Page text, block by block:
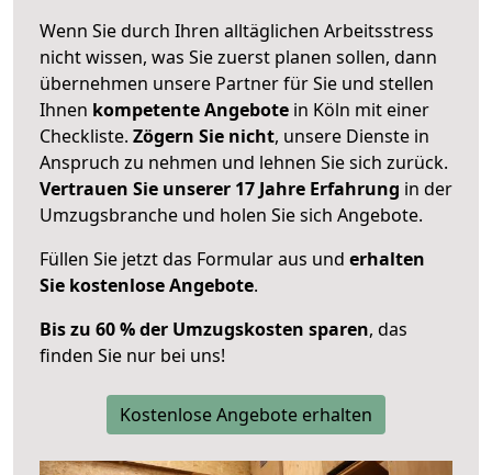
Wenn Sie durch Ihren alltäglichen Arbeitsstress
nicht wissen, was Sie zuerst planen sollen, dann
übernehmen unsere Partner für Sie und stellen
Ihnen kompetente Angebote in Köln mit einer
Checkliste. Zögern Sie nicht, unsere Dienste in
Anspruch zu nehmen und lehnen Sie sich zurück.
Vertrauen Sie unserer 17 Jahre Erfahrung in der
Umzugsbranche und holen Sie sich Angebote.
Füllen Sie jetzt das Formular aus und erhalten
Sie kostenlose Angebote.
Bis zu 60 % der Umzugskosten sparen, das
finden Sie nur bei uns!
Kostenlose Angebote erhalten